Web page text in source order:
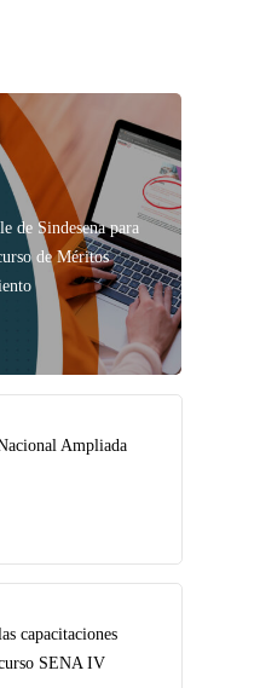
de Sindesena para
de Méritos
Ampliada
capacitaciones
SENA IV